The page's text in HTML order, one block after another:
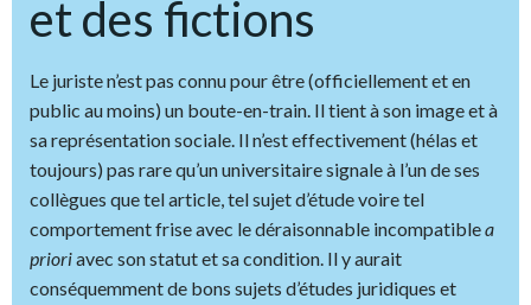
et des fictions
Le juriste n’est pas connu pour être (officiellement et en
public au moins) un boute-en-train. Il tient à son image et à
sa représentation sociale. Il n’est effectivement (hélas et
toujours) pas rare qu’un universitaire signale à l’un de ses
collègues que tel article, tel sujet d’étude voire tel
comportement frise avec le déraisonnable incompatiblea
prioriavec son statut et sa condition. Il y aurait
conséquemment de bons sujets d’études juridiques et